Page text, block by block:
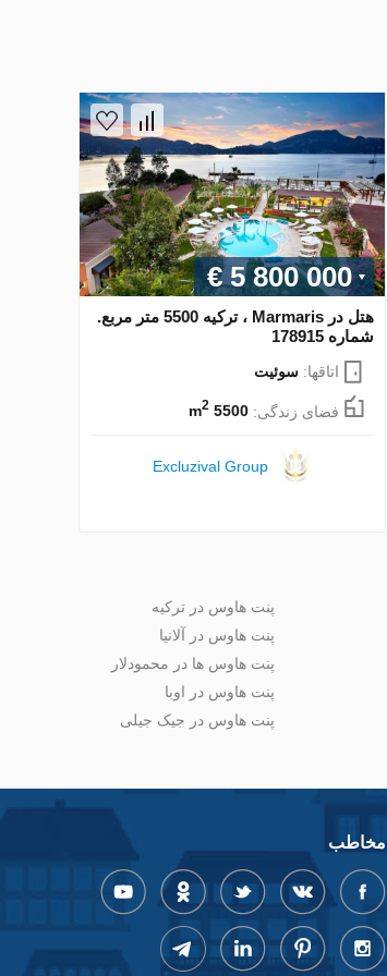
€ 5 800 000
هتل در Marmaris ، ترکیه 5500 متر مربع.
شماره 178915
اتاقها: سوئیت
فضای زندگی: 5500 m
2
Excluzival Group
پنت هاوس در ترکیه
پنت هاوس در آلانیا
پنت هاوس ها در محمودلار
پنت هاوس در اوبا
پنت هاوس در جیک جیلی
مخاطب